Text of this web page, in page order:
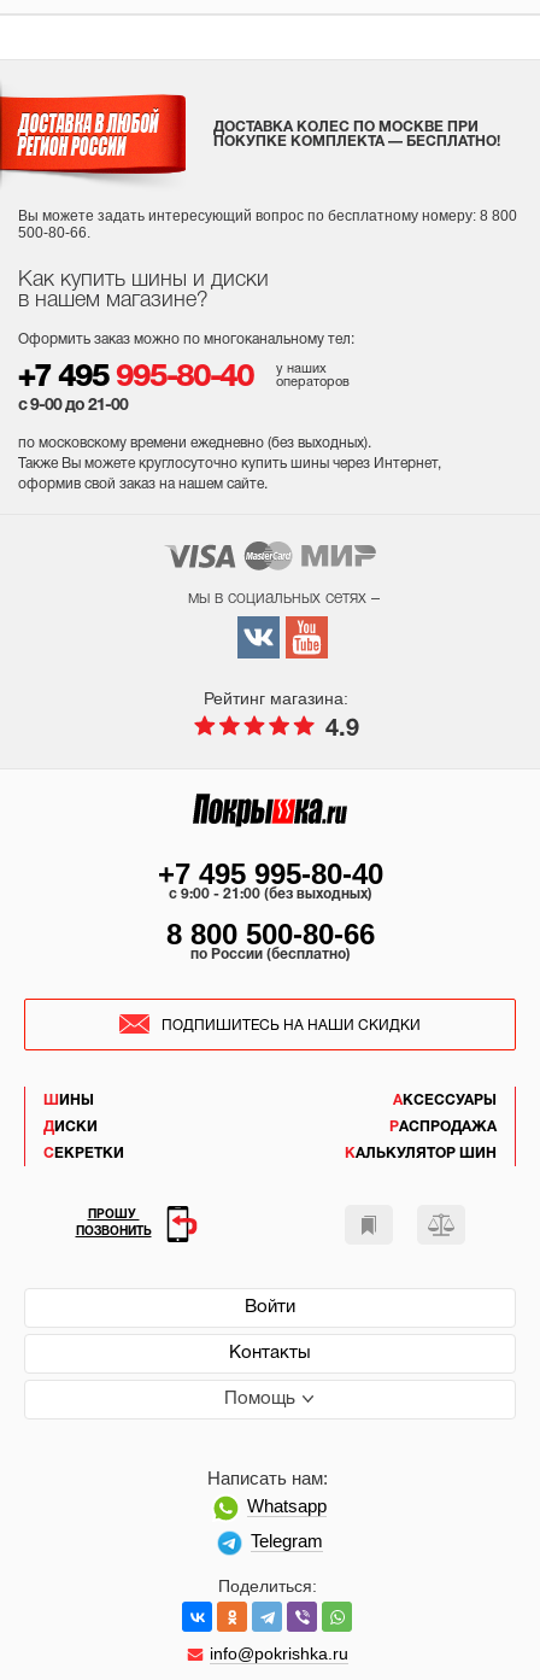
Как купить шины и диски
в нашем магазине?
Оформить заказ можно по многоканальному тел:
+7 495 995-80-40
у наших
операторов
с 9-00 до 21-00
по московскому времени ежедневно (без выходных).
Также Вы можете круглосуточно купить шины через Интернет,
оформив свой заказ на нашем сайте.
ДОСТАВКА КОЛЕС ПО МОСКВЕ ПРИ
ПОКУПКЕ КОМПЛЕКТА — БЕСПЛАТНО!
Вы можете задать интересующий вопрос по бесплатному номеру: 8 800
500-80-66.
мы в социальных сетях –
Рейтинг магазина:
4.9
ШИНЫ
ДИСКИ
СЕКРЕТКИ
АКСЕССУАРЫ
РАСПРОДАЖА
КАЛЬКУЛЯТОР ШИН
Войти
Контакты
Помощь
Поделиться:
info@pokrishka.ru
Написать нам:
Whatsapp
Telegram
+7 495 995-80-40
c 9:00 - 21:00 (без выходных)
8 800 500-80-66
по России (бесплатно)
ПОДПИШИТЕСЬ НА НАШИ СКИДКИ
ПРОШУ
ПОЗВОНИТЬ